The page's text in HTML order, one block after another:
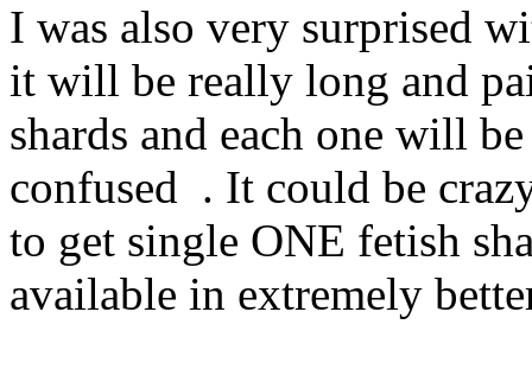
I was also very surprised
it will be really long and
shards and each one will
confused . It could be
to get single ONE fetish
available in extremely